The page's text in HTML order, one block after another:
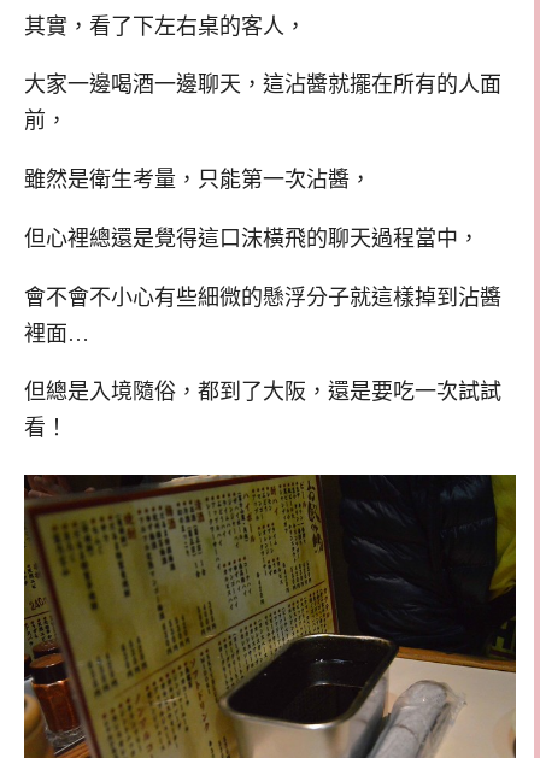
其實，看了下左右桌的客人，
大家一邊喝酒一邊聊天，這沾醬就擺在所有的人面
前，
雖然是衛生考量，只能第一次沾醬，
但心裡總還是覺得這口沫橫飛的聊天過程當中，
會不會不小心有些細微的懸浮分子就這樣掉到沾醬
裡面…
但總是入境隨俗，都到了大阪，還是要吃一次試試
看！